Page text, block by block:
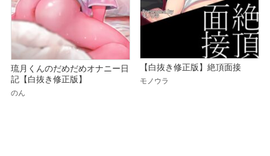
琉月くんのだめだめオナニー日
記【白抜き修正版】
のん
【白抜き修正版】絶頂面接
モノウラ